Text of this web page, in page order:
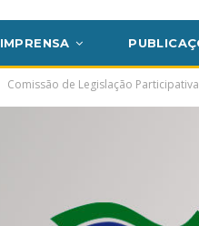
IMPRENSA
Comissão de Legislação